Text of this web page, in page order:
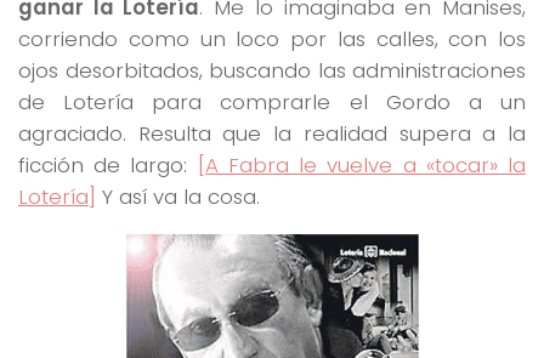
ganar la Lotería. Me lo imaginaba en Manises,
corriendo como un loco por las calles, con los
ojos desorbitados, buscando las administraciones
de Lotería para comprarle el Gordo a un
agraciado. Resulta que la realidad supera a la
ficción de largo: [A Fabra le vuelve a «tocar» la
Lotería] Y así va la cosa.